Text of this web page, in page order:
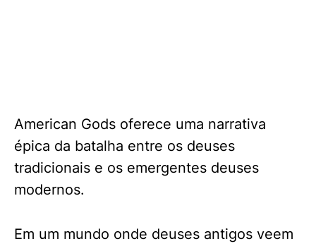
American Gods oferece uma narrativa
épica da batalha entre os deuses
tradicionais e os emergentes deuses
modernos.
Em um mundo onde deuses antigos veem